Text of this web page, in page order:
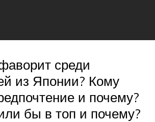
среди
из Японии? Кому
и почему?
бы в топ и почему?